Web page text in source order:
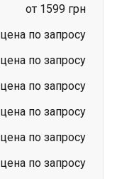
от 1599 грн
цена по запросу
цена по запросу
цена по запросу
цена по запросу
цена по запросу
цена по запросу